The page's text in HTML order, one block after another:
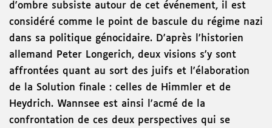
d'ombre subsiste autour de cet événement, il est
considéré comme le point de bascule du régime nazi
dans sa politique génocidaire. D'après l'historien
allemand Peter Longerich, deux visions s'y sont
affrontées quant au sort des juifs et l'élaboration
de la Solution finale : celles de Himmler et de
Heydrich. Wannsee est ainsi l'acmé de la
confrontation de ces deux perspectives qui se